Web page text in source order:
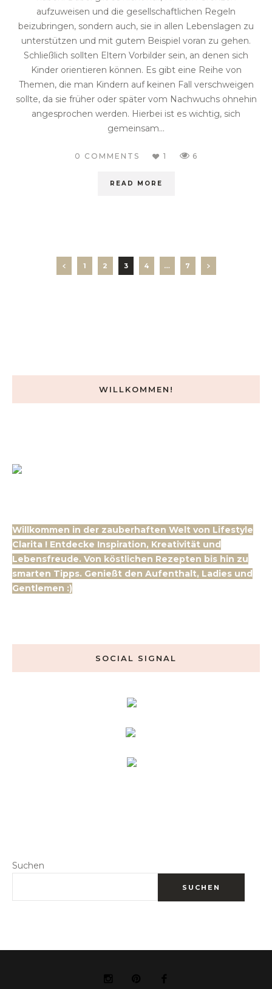
aufzuweisen und die gesellschaftlichen Regeln
beizubringen, sondern auch, sie in allen Lebenslagen zu
unterstützen und mit gutem Beispiel voran zu gehen.
Schließlich sollten Eltern Vorbilder sein, an denen sich
Kinder orientieren können. Es gibt eine Reihe von
Themen, die man Kindern auf keinen Fall verschweigen
sollte, da sie früher oder später vom Nachwuchs ohnehin
angesprochen werden. Hierbei ist es wichtig, sich
gemeinsam...
0 COMMENTS 1 6
READ MORE
1 2 3 4 … 7
WILLKOMMEN!
Willkommen in der zauberhaften Welt von Lifestyle
Clarita ! Entdecke Inspiration, Kreativität und
Lebensfreude. Von köstlichen Rezepten bis hin zu
smarten Tipps. Genießt den Aufenthalt, Ladies und
Gentlemen :)
SOCIAL SIGNAL
Suchen
SUCHEN